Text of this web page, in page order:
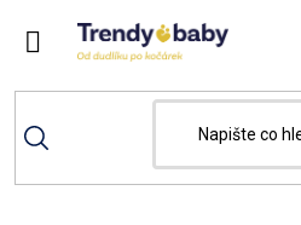
MAXI-COSI týden se